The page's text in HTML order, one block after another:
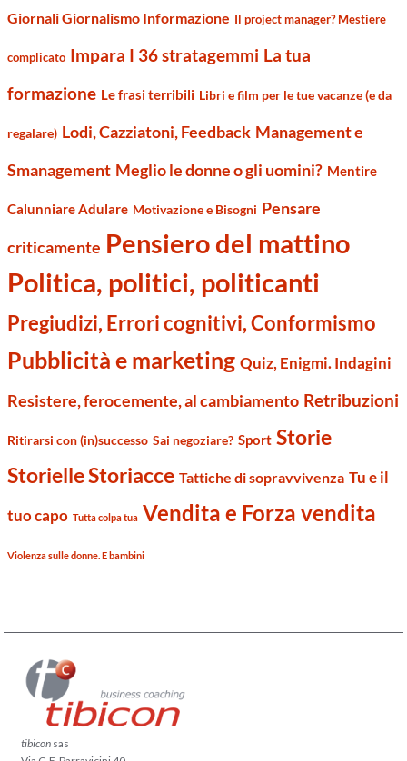
Giornali Giornalismo Informazione Il project manager? Mestiere
complicato Impara I 36 stratagemmi La tua
formazione Le frasi terribili Libri e film per le tue vacanze (e da
regalare) Lodi, Cazziatoni, Feedback Management e
Smanagement Meglio le donne o gli uomini? Mentire
Calunniare Adulare Motivazione e Bisogni Pensare
criticamente Pensiero del mattino
Politica, politici, politicanti
Pregiudizi, Errori cognitivi, Conformismo
Pubblicità e marketing Quiz, Enigmi. Indagini
Resistere, ferocemente, al cambiamento Retribuzioni
Ritirarsi con (in)successo Sai negoziare? Sport Storie
Storielle Storiacce Tattiche di sopravvivenza Tu e il
tuo capo Tutta colpa tua Vendita e Forza vendita
Violenza sulle donne. E bambini
tibicon sas